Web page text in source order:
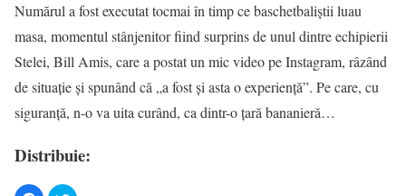
Numărul a fost executat tocmai în timp ce baschetbaliştii luau
masa, momentul stânjenitor fiind surprins de unul dintre echipierii
Stelei, Bill Amis, care a postat un mic video pe Instagram, râzând
de situaţie şi spunând că „a fost şi asta o experienţă”. Pe care, cu
siguranţă, n-o va uita curând, ca dintr-o ţară bananieră…
Distribuie: